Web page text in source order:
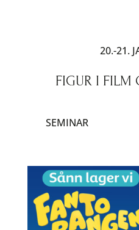
20.-21.
FIGUR I FILM
SEMINAR